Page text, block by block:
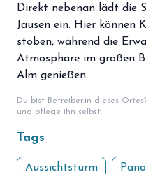
Direkt nebenan lädt die
Jausen ein. Hier können
stoben, während die
Atmosphäre im großen
Alm genießen.
Du bist Betreiber:in dieses
und pflege ihn selbst.
Tags
Aussichtsturm